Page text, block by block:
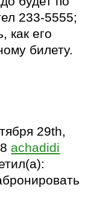
233-5555;
как его
билету.
29th,
achadidi